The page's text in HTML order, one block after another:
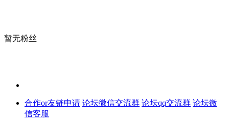
暂无粉丝
合作or友链申请 论坛微信交流群 论坛qq交流群 论坛微
信客服